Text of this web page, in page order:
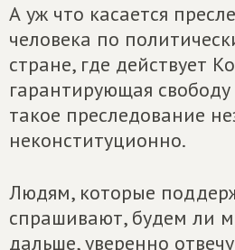
А уж что касается
человека по
стране, где действует
гарантирующая
такое преследование
неконституционно.
Людям, которые
спрашивают, будем ли
дальше, уверенно